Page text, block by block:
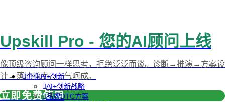
企业AI+创新
AI+创新战略
品牌DTC方案
Upskill Pro - 您的AI顾问上线
像顶级咨询顾问一样思考，拒绝泛泛而谈。诊断→推演→方案设
计→落地指南，一气呵成。
立即免费使用